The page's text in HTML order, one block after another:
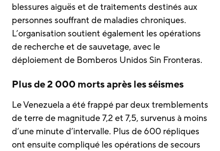
blessures aiguës et de traitements destinés aux
personnes souffrant de maladies chroniques.
L’organisation soutient également les opérations
de recherche et de sauvetage, avec le
déploiement de Bomberos Unidos Sin Fronteras.
Plus de 2 000 morts après les séismes
Le Venezuela a été frappé par deux tremblements
de terre de magnitude 7,2 et 7,5, survenus à moins
d’une minute d’intervalle. Plus de 600 répliques
ont ensuite compliqué les opérations de secours